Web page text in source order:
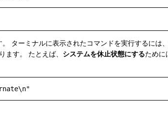
ターミナルに表示されたコマンドを実行するには
ます。 たとえば、 システムを休止状態にするために